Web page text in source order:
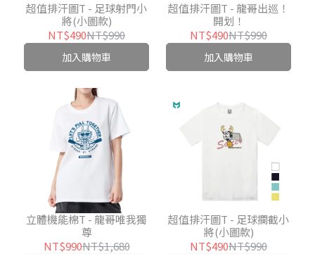
超值排汗圖T - 足球射門小
將(小圖款)
NT$490NT$990
加入購物車
超值排汗圖T - 龍哥出巡！
開划！
NT$490NT$990
加入購物車
立體機能棉T - 龍哥唯我獨
尊
NT$990NT$1,680
超值排汗圖T - 足球攔截小
將(小圖款)
NT$490NT$990